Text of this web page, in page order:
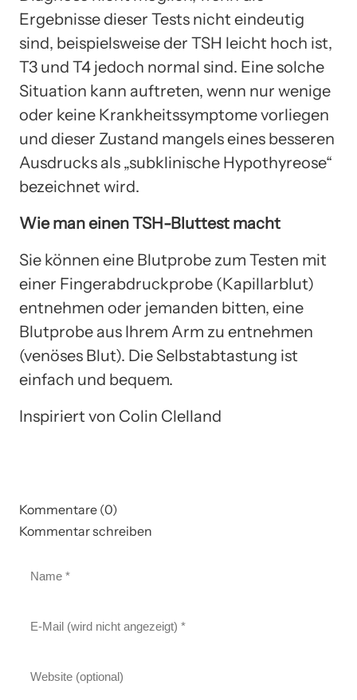
Ergebnisse dieser Tests nicht eindeutig
sind, beispielsweise der TSH leicht hoch ist,
T3 und T4 jedoch normal sind. Eine solche
Situation kann auftreten, wenn nur wenige
oder keine Krankheitssymptome vorliegen
und dieser Zustand mangels eines besseren
Ausdrucks als „subklinische Hypothyreose“
bezeichnet wird.
Wie man einen TSH-Bluttest macht
Sie können eine Blutprobe zum Testen mit
einer Fingerabdruckprobe (Kapillarblut)
entnehmen oder jemanden bitten, eine
Blutprobe aus Ihrem Arm zu entnehmen
(venöses Blut). Die Selbstabtastung ist
einfach und bequem.
Inspiriert von Colin Clelland
Kommentare (0)
Kommentar schreiben